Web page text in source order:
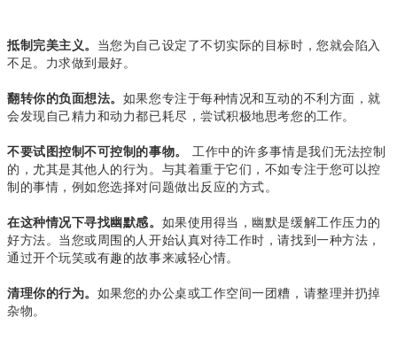
抵制完美主义。 当您为自己设定了不切实际的目标时，您就会陷入
不足。力求做到最好。
翻转你的负面想法。 如果您专注于每种情况和互动的不利方面，就
会发现自己精力和动力都已耗尽，尝试积极地思考您的工作。
不要试图控制不可控制的事物。
工作中的许多事情是我们无法控制
的，尤其是其他人的行为。与其着重于它们，不如专注于您可以控
制的事情，例如您选择对问题做出反应的方式。
在这种情况下寻找幽默感。 如果使用得当，幽默是缓解工作压力的
好方法。当您或周围的人开始认真对待工作时，请找到一种方法，
通过开个玩笑或有趣的故事来减轻心情。
清理你的行为。 如果您的办公桌或工作空间一团糟，请整理并扔掉
杂物。